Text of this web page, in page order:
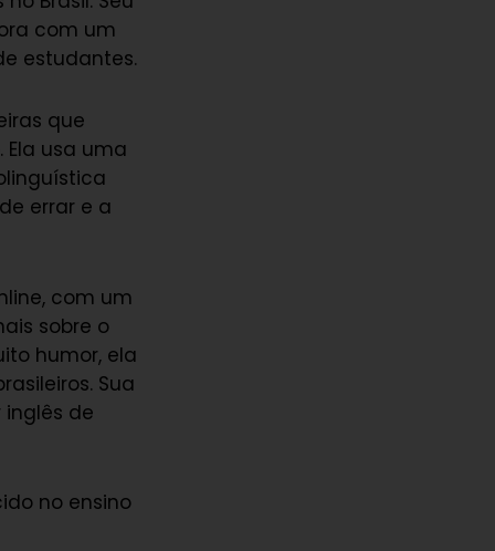
com um
estudantes.
que
usa uma
errar e a
com um
sobre o
humor, ela
Sua
de
no ensino